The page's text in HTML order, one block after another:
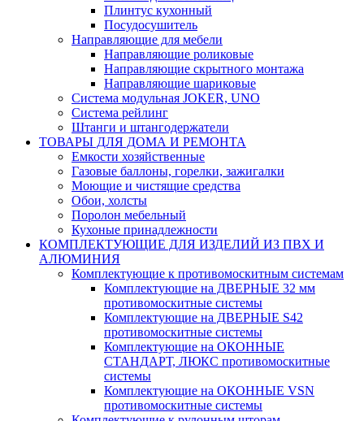
Плинтус кухонный
Посудосушитель
Направляющие для мебели
Направляющие роликовые
Направляющие скрытного монтажа
Направляющие шариковые
Система модульная JOKER, UNO
Система рейлинг
Штанги и штангодержатели
ТОВАРЫ ДЛЯ ДОМА И РЕМОНТА
Емкости хозяйственные
Газовые баллоны, горелки, зажигалки
Моющие и чистящие средства
Обои, холсты
Поролон мебельный
Кухоные принадлежности
КОМПЛЕКТУЮЩИЕ ДЛЯ ИЗДЕЛИЙ ИЗ ПВХ И
АЛЮМИНИЯ
Комплектующие к противомоскитным системам
Комплектующие на ДВЕРНЫЕ 32 мм
противомоскитные системы
Комплектующие на ДВЕРНЫЕ S42
противомоскитные системы
Комплектующие на ОКОННЫЕ
СТАНДАРТ, ЛЮКС противомоскитные
системы
Комплектующие на ОКОННЫЕ VSN
противомоскитные системы